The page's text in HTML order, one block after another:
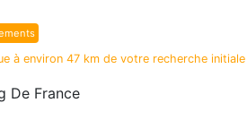
à environ 47 km de votre recherche initiale
De France